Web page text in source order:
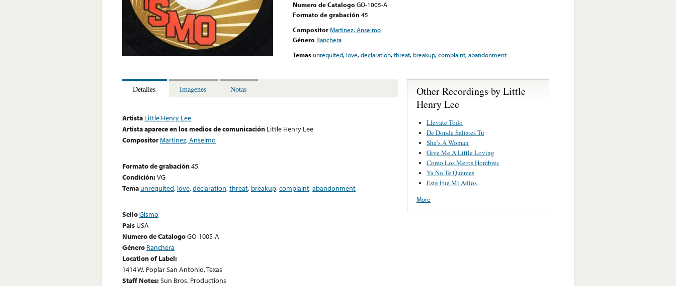
Numero de Catalogo GO-1005-A
Formato de grabación 45
CompositorMartinez, Anselmo
Género Ranchera
Temasunrequited, love,declaration,threat, breakup,complaint,abandonment
Detalles Imagenes Notas
Artista Little Henry Lee
Artista aparece en los medios de comunicación Little Henry Lee
CompositorMartinez, Anselmo
Formato de grabación45
Condición:VG
Tema unrequited, love,declaration,threat, breakup,complaint,abandonment
SelloGismo
País USA
Numero de CatalogoGO-1005-A
Género Ranchera
Location of Label:
1414 W. Poplar San Antonio, Texas
Staff Notes:Sun Bros. Productions
Other Recordings by Little
Henry Lee
Llevate Todo
De Donde Salistes Tu
She’s A Woman
Give Me A Little Loving
Como Los Meros Hombres
Ya No Te Quemes
Este Fue Mi Adios
More